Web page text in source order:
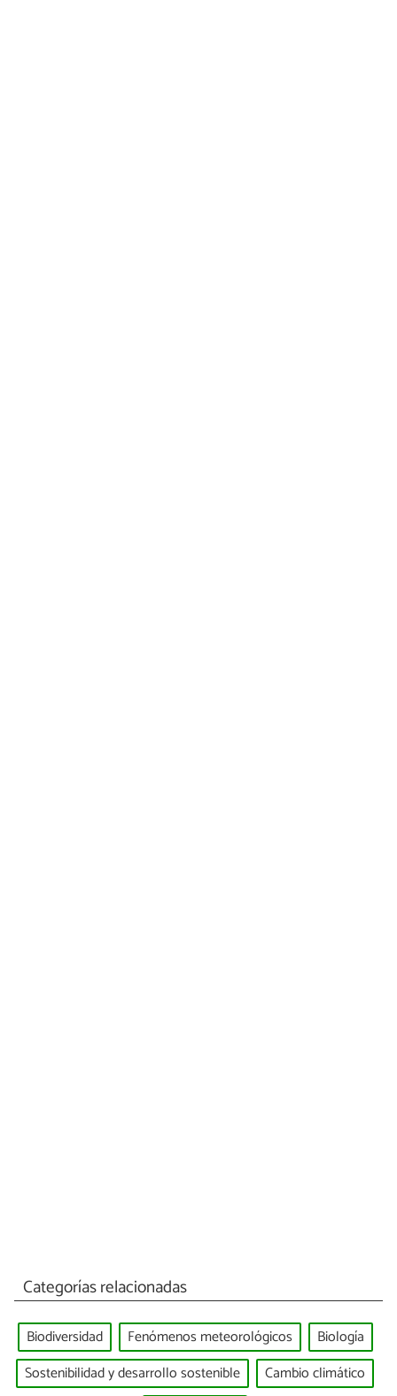
Categorías relacionadas
Biodiversidad Fenómenos meteorológicos
Biología
Sostenibilidad y desarrollo sostenible
Cambio climático